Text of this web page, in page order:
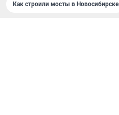
Как строили мосты в Новосибирске